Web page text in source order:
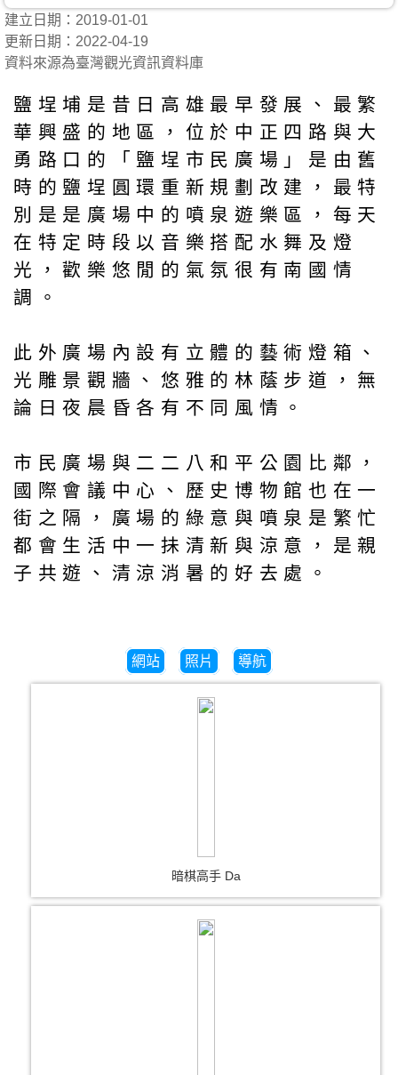
建立日期：2019-01-01
更新日期：2022-04-19
資料來源為臺灣觀光資訊資料庫
鹽埕埔是昔日高雄最早發展、最繁
華興盛的地區，位於中正四路與大
勇路口的「鹽埕市民廣場」是由舊
時的鹽埕圓環重新規劃改建，最特
別是是廣場中的噴泉遊樂區，每天
在特定時段以音樂搭配水舞及燈
光，歡樂悠閒的氣氛很有南國情
調。
此外廣場內設有立體的藝術燈箱、
光雕景觀牆、悠雅的林蔭步道，無
論日夜晨昏各有不同風情。
市民廣場與二二八和平公園比鄰，
國際會議中心、歷史博物館也在一
街之隔，廣場的綠意與噴泉是繁忙
都會生活中一抺清新與涼意，是親
子共遊、清涼消暑的好去處。
網站 照片 導航
暗棋高手 Da